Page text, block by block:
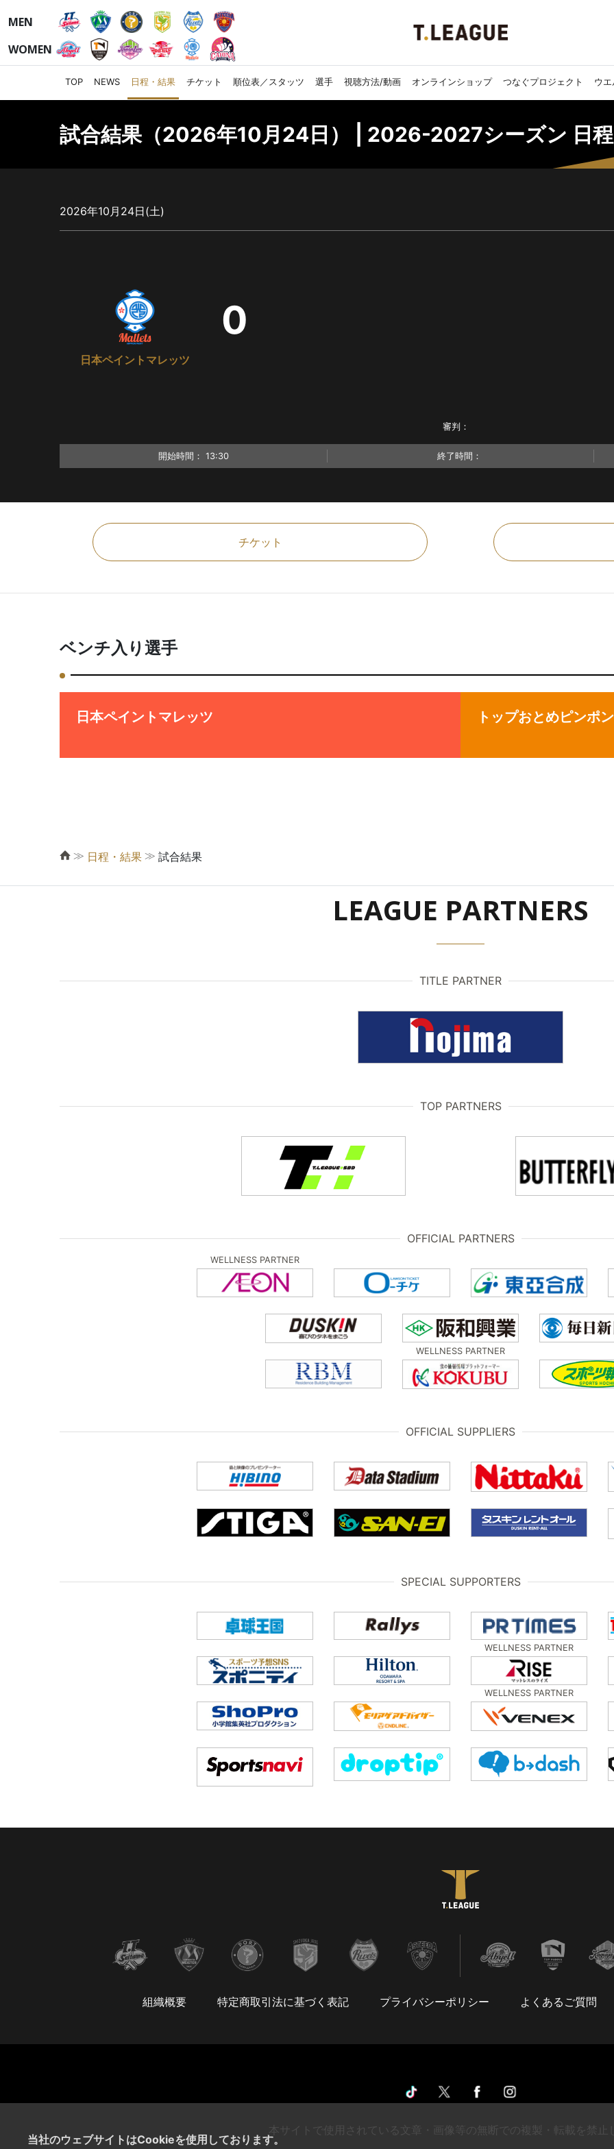
MEN
WOMEN
TOP NEWS 日程・結果 チケット 順位表／スタッツ 選手 視聴方法/動画 オンラインショップ つなぐプロジェクト ウ
試合結果（2026年10月24日） | 2026-2027シーズン 日
2026年10月24日(土)
日本ペイントマレッツ
0
審判：
開始時間： 13:30 終了時間：
チケット
ベンチ入り選手
日本ペイントマレッツ トップおとめピンポ
≫ 日程・結果 ≫ 試合結果
LEAGUE PARTNERS
TITLE PARTNER
TOP PARTNERS
OFFICIAL PARTNERS
WELLNESS PARTNER
WELLNESS PARTNER
OFFICIAL SUPPLIERS
SPECIAL SUPPORTERS
WELLNESS PARTNER
WELLNESS PARTNER
組織概要 特定商取引法に基づく表記 プライバシーポリシー よくあるご質問
本サイトで使用されている文章・画像等の無断での複製・転載を禁止
当社のウェブサイトはCookieを使用しております。